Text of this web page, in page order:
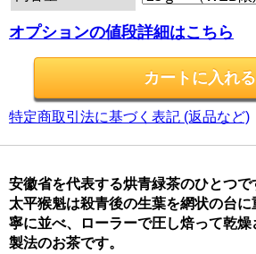
オプションの値段詳細はこちら
特定商取引法に基づく表記 (返品など)
安徽省を代表する烘青緑茶のひとつで
太平猴魁は殺青後の生葉を網状の台
寧に並べ、ローラーで圧し焙って乾
製法のお茶です。